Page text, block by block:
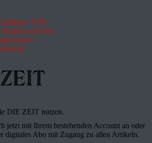
2026
und Job
DIE ZEIT nutzen.
jetzt mit Ihrem bestehenden Account an oder
digitales Abo mit Zugang zu allen Artikeln.